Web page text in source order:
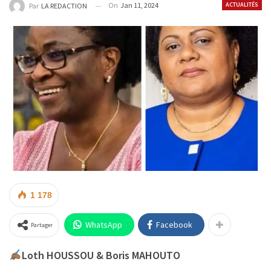
ACTUALITÉS
Par LA REDACTION On Jan 11, 2024
1 178
Partager WhatsApp Facebook
Loth HOUSSOU & Boris MAHOUTO